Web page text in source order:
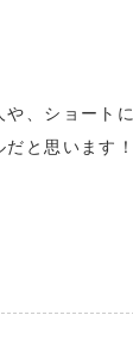
、ショート
と思います！